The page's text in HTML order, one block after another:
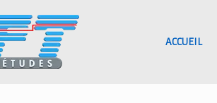
ACCUEIL